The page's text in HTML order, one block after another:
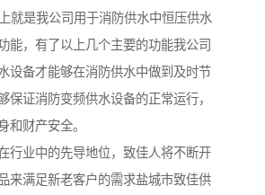
是我公司用于消防供水中恒压供水
能，有了以上几个主要的功能我公司
设备才能够在消防供水中做到及时节
保证消防变频供水设备的正常运行，
和财产安全。
行业中的先导地位，致佳人将不断开
来满足新老客户的需求盐城市致佳供